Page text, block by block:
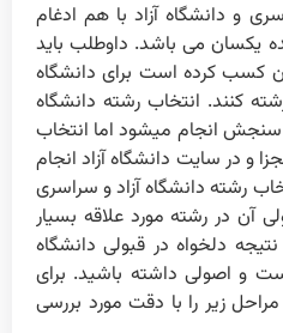
و دانشگاه آزاد با هم ادغام
یکسان می باشد. داوطلب باید
کسب کرده است برای دانشگاه
کنند. انتخاب رشته دانشگاه
انجام میشود اما انتخاب
و در سایت دانشگاه آزاد انجام
رشته دانشگاه آزاد و سراسری
آن در رشته مورد علاقه بسیار
دلخواه در قبولی دانشگاه
و اصولی داشته باشید. برای
زیر را با دقت مورد بررسی